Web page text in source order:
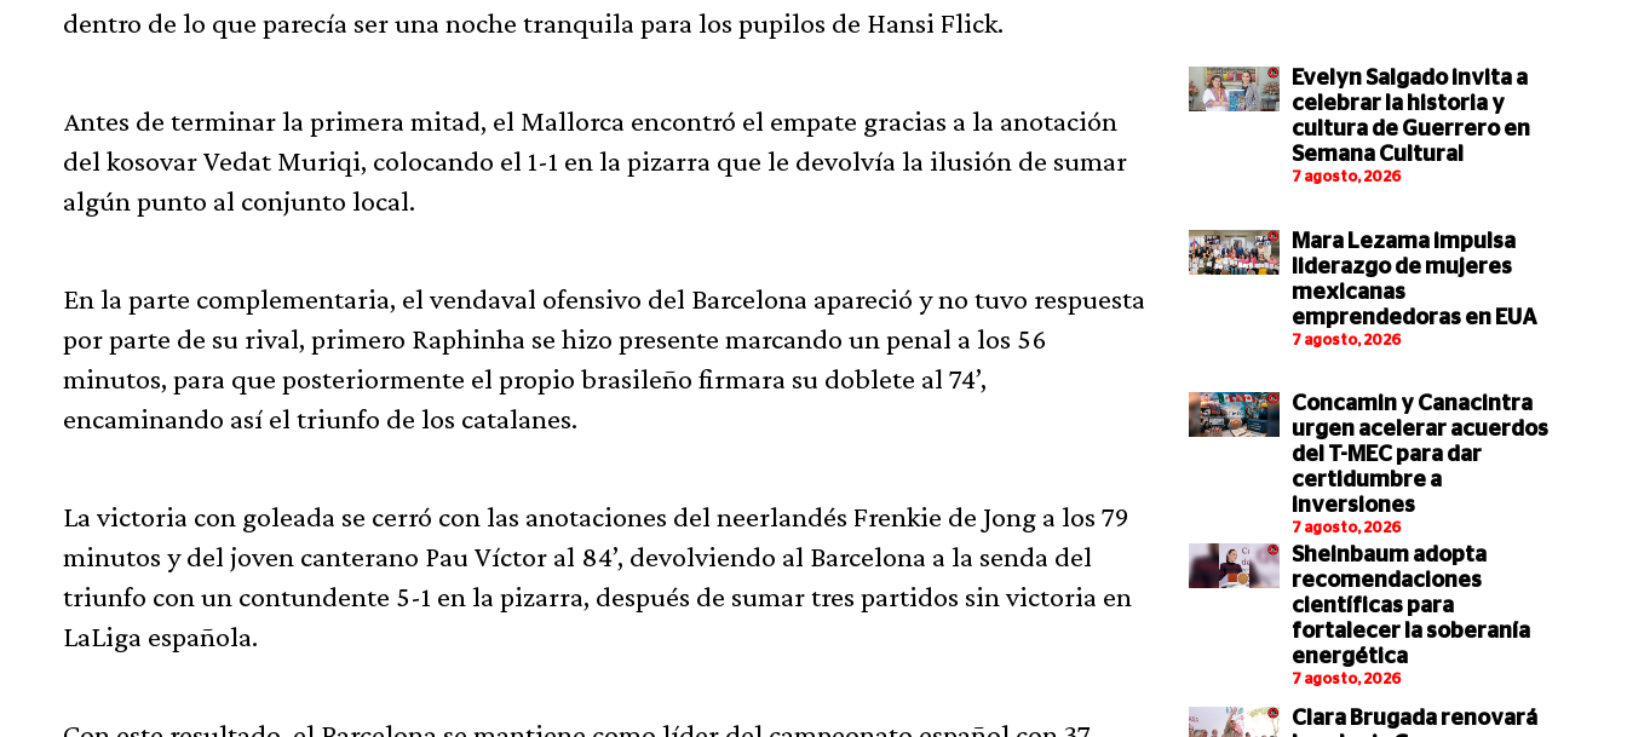
dentro de lo que parecía ser una noche tranquila para los pupilos de Hansi Flick.
Antes de terminar la primera mitad, el Mallorca encontró el empate gracias a la anotación
del kosovar Vedat Muriqi, colocando el 1-1 en la pizarra que le devolvía la ilusión de sumar
algún punto al conjunto local.
En la parte complementaria, el vendaval ofensivo del Barcelona apareció y no tuvo respuesta
por parte de su rival, primero Raphinha se hizo presente marcando un penal a los 56
minutos, para que posteriormente el propio brasileño firmara su doblete al 74’,
encaminando así el triunfo de los catalanes.
La victoria con goleada se cerró con las anotaciones del neerlandés Frenkie de Jong a los 79
minutos y del joven canterano Pau Víctor al 84’, devolviendo al Barcelona a la senda del
triunfo con un contundente 5-1 en la pizarra, después de sumar tres partidos sin victoria en
LaLiga española.
Evelyn Salgado invita a
celebrar la historia y
cultura de Guerrero en
Semana Cultural
7 agosto, 2026
Mara Lezama impulsa
liderazgo de mujeres
mexicanas
emprendedoras en EUA
7 agosto, 2026
Concamin y Canacintra
urgen acelerar acuerdos
del T-MEC para dar
certidumbre a
inversiones
7 agosto, 2026
Sheinbaum adopta
recomendaciones
científicas para
fortalecer la soberanía
energética
7 agosto, 2026
Clara Brugada renovará